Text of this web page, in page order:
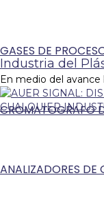
GASES DE
CROMATOGRAFO
ANALIZADORES DE
Industria del
En medio del avance